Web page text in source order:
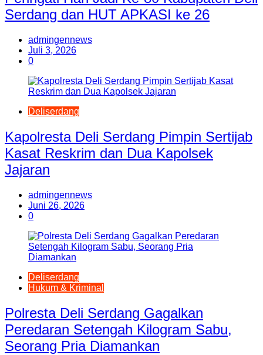
Serdang dan HUT APKASI ke 26
admingennews
Juli 3, 2026
0
Deliserdang
Kapolresta Deli Serdang Pimpin Sertijab
Kasat Reskrim dan Dua Kapolsek
Jajaran
admingennews
Juni 26, 2026
0
Deliserdang
Hukum & Kriminal
Polresta Deli Serdang Gagalkan
Peredaran Setengah Kilogram Sabu,
Seorang Pria Diamankan